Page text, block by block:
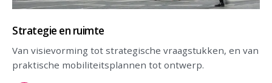
Strategie en ruimte
Van visievorming tot strategische vraagstukken, en van
praktische mobiliteitsplannen tot ontwerp.